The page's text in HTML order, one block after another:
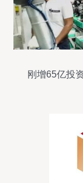
刚增65亿投